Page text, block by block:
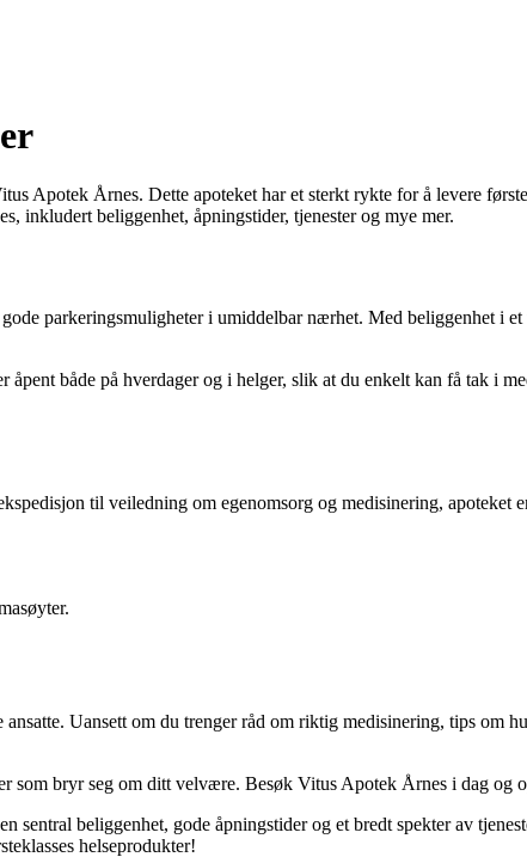
Apotek Årnes. Dette apoteket har et sterkt rykte for å levere
inkludert beliggenhet, åpningstider, tjenester og mye mer.
parkeringsmuligheter i umiddelbar nærhet. Med beliggenhet i et
både på hverdager og i helger, slik at du enkelt kan få tak i
til veiledning om egenomsorg og medisinering,
Uansett om du trenger råd om riktig medisinering, tips om
som bryr seg om ditt velvære. Besøk Vitus Apotek Årnes i dag og
beliggenhet, gode åpningstider og et bredt spekter av
helseprodukter!